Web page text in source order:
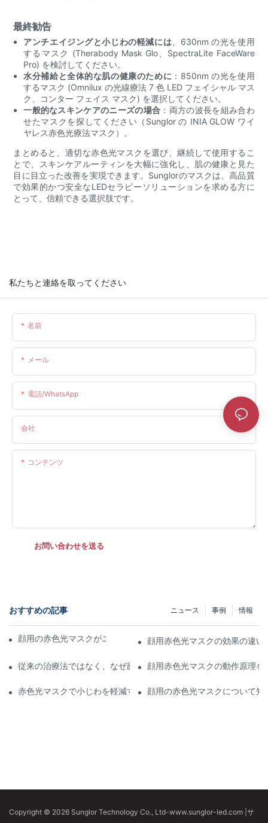
最終勧告
アンチエイジングと小じわの軽減には 、630nm の光を使用
するマスク (Therabody Mask Glo、SpectraLite FaceWare
Pro) を検討してください。
水分補給と全体的な肌の健康のために ：850nm の光を使用
するマスク (Omnilux の光線療法 7 色 LED フェイシャル マス
ク、コンター フェイス マスク) を選択してください。
一般的なスキンケアのニーズの場合 ：両方の波長を組み合わ
せたマスクを探してください（Sunglor の INIA GLOW ワイ
ヤレス赤色光療法マスク）。
まとめると、適切な赤色光マスクを選び、継続して使用するこ
とで、スキンケアルーティンを大幅に強化し、肌の健康と見た
目に目立った改善を実現できます。Sunglorのマスクは、高品質
で効果的かつ安全なLEDセラピーソリューションを求める方に
とって、信頼できる選択肢です。
私たちと連絡を取ってください
名前
メール
電話/WhatsApp
会社
コンテンツ
お問い合わせを送る
おすすめの記事 情報
事例
ニュース
顔用の赤色光マスクがニキビ肌を改善する仕組み顔用赤色光マスクの効果の違い
従来の治療法ではなく、なぜ顔に赤色光マスクを選ぶのでしょう
顔用赤色光マスクの動作原理を
赤色光マスクで小じわを軽減する方法顔用の赤色光マスクについて知
Copyright © 2026 Sunglor Technology Co., Ltd-www.sunglor-led.com サ